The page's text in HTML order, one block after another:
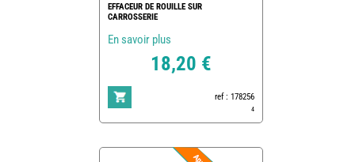
EFFACEUR DE ROUILLE SUR
CARROSSERIE
En savoir plus
18,20 €
ref : 178256
4